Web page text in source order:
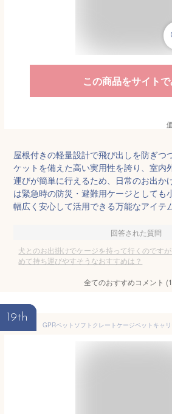
この商品をサイト
屋根付きの軽量設計で飛び出しを防ぎつ
ケットを備えた高い実用性を誇り、室内
運びが簡単に行えるため、日常のお出か
は緊急時の防災・避難用ケージとしても
幅広く安心して活用できる万能なアイテ
回答された質問
犬とのお出掛けでケージを持って行くのです
めて持ち運びやすそうなおすすめは？
全てのおすすめコメント (1
19th